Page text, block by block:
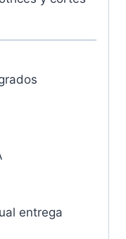
entrega